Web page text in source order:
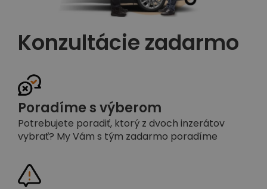
Konzultácie zadarmo
Poradíme s výberom
Potrebujete poradiť, ktorý z dvoch inzerátov
vybrať? My Vám s tým zadarmo poradíme